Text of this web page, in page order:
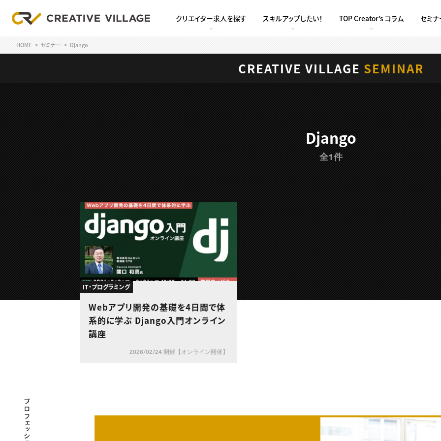
クリエイター求人を探す スキルアップしたい！ TOP Creator’s コラム セミ
HOME セミナー Django
CREATIVE VILLAGE SEMINAR
Django
全1件
IT・プログラミング
Webアプリ開発の基礎を4日間で体
系的に学ぶ Django入門オンライン
講座
2026/02/24 開催【オンライン開催】